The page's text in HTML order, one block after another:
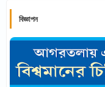
বিজ্ঞাপন